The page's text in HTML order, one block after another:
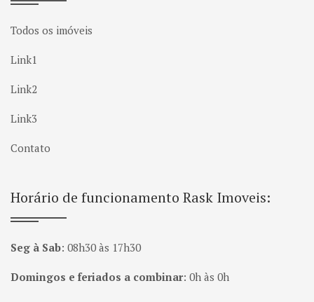
Todos os imóveis
Link1
Link2
Link3
Contato
Horário de funcionamento Rask Imoveis:
Seg à Sab: 08h30 às 17h30
Domingos e feriados a combinar: 0h às 0h